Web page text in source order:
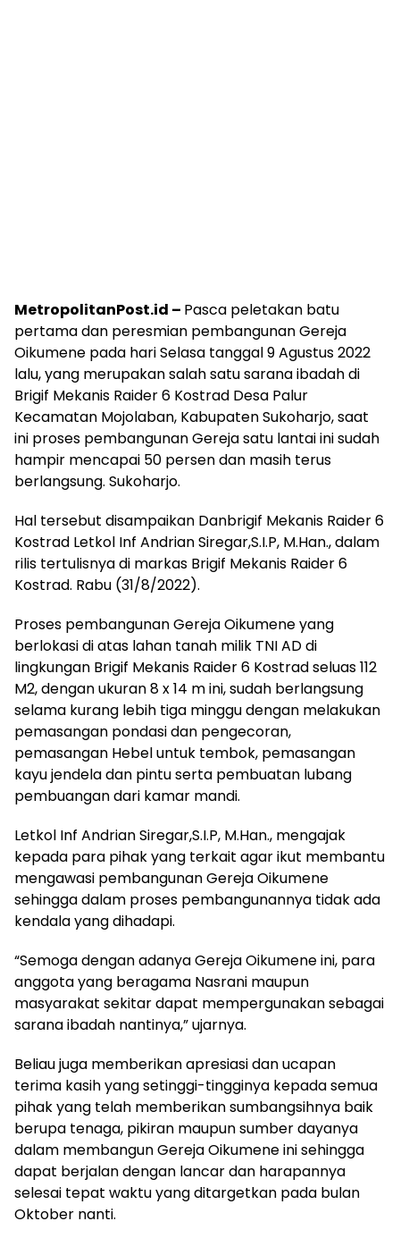
MetropolitanPost.id – Pasca peletakan batu
pertama dan peresmian pembangunan Gereja
Oikumene pada hari Selasa tanggal 9 Agustus 2022
lalu, yang merupakan salah satu sarana ibadah di
Brigif Mekanis Raider 6 Kostrad Desa Palur
Kecamatan Mojolaban, Kabupaten Sukoharjo, saat
ini proses pembangunan Gereja satu lantai ini sudah
hampir mencapai 50 persen dan masih terus
berlangsung. Sukoharjo.
Hal tersebut disampaikan Danbrigif Mekanis Raider 6
Kostrad Letkol Inf Andrian Siregar,S.I.P, M.Han., dalam
rilis tertulisnya di markas Brigif Mekanis Raider 6
Kostrad. Rabu (31/8/2022).
Proses pembangunan Gereja Oikumene yang
berlokasi di atas lahan tanah milik TNI AD di
lingkungan Brigif Mekanis Raider 6 Kostrad seluas 112
M2, dengan ukuran 8 x 14 m ini, sudah berlangsung
selama kurang lebih tiga minggu dengan melakukan
pemasangan pondasi dan pengecoran,
pemasangan Hebel untuk tembok, pemasangan
kayu jendela dan pintu serta pembuatan lubang
pembuangan dari kamar mandi.
Letkol Inf Andrian Siregar,S.I.P, M.Han., mengajak
kepada para pihak yang terkait agar ikut membantu
mengawasi pembangunan Gereja Oikumene
sehingga dalam proses pembangunannya tidak ada
kendala yang dihadapi.
“Semoga dengan adanya Gereja Oikumene ini, para
anggota yang beragama Nasrani maupun
masyarakat sekitar dapat mempergunakan sebagai
sarana ibadah nantinya,” ujarnya.
Beliau juga memberikan apresiasi dan ucapan
terima kasih yang setinggi-tingginya kepada semua
pihak yang telah memberikan sumbangsihnya baik
berupa tenaga, pikiran maupun sumber dayanya
dalam membangun Gereja Oikumene ini sehingga
dapat berjalan dengan lancar dan harapannya
selesai tepat waktu yang ditargetkan pada bulan
Oktober nanti.